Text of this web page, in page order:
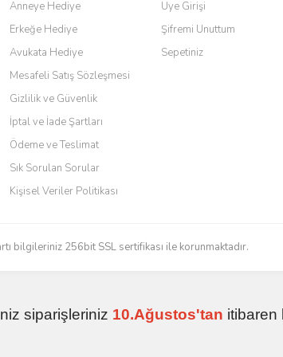
daha pahalı.
olmalı.
Özenle hazırlanmış çok düzenli bir site. Teşekkürler.
anında cevap veriyorlar işlerini düzgün yapıyorlar
site
Anneye Hediye
Erkeğe Hediye
Avukata Hediye
Mesafeli Satış Sözleşmesi
Gizlilik ve Güvenlik
İptal ve İade Şartları
Ödeme ve Teslimat
Sık Sorulan Sorular
Kişisel Veriler Politikası
Üye Girişi
Şifremi Unuttum
Sepetiniz
bilgileriniz 256bit SSL sertifikası ile korunmaktadır.
siparişleriniz 10.Ağustos'tan itibaren